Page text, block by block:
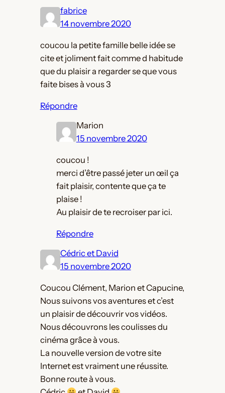
fabrice
14 novembre 2020
coucou la petite famille belle idée se
cite et joliment fait comme d habitude
que du plaisir a regarder se que vous
faite bises à vous 3
Répondre
Marion
15 novembre 2020
coucou !
merci d’être passé jeter un œil ça
fait plaisir, contente que ça te
plaise !
Au plaisir de te recroiser par ici.
Répondre
Cédric et David
15 novembre 2020
Coucou Clément, Marion et Capucine,
Nous suivons vos aventures et c’est
un plaisir de découvrir vos vidéos.
Nous découvrons les coulisses du
cinéma grâce à vous.
La nouvelle version de votre site
Internet est vraiment une réussite.
Bonne route à vous.